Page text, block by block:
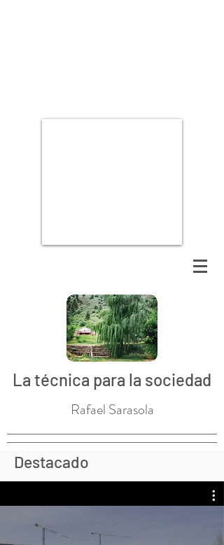
La técnica para la sociedad
Rafael Sarasola
Destacado